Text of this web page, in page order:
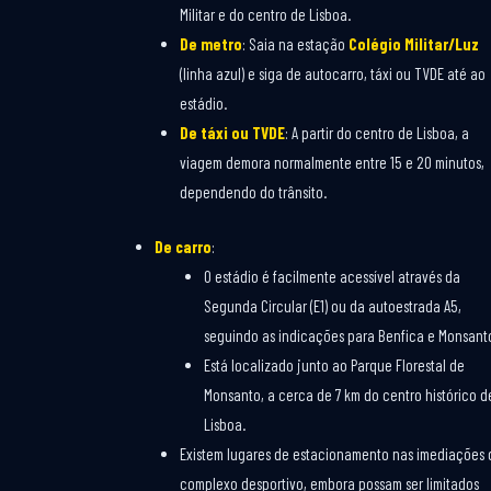
Militar e do centro de Lisboa.
De metro: Saia na estação Colégio Militar/Luz
(linha azul) e siga de autocarro, táxi ou TVDE até ao
estádio.
De táxi ou TVDE: A partir do centro de Lisboa, a
viagem demora normalmente entre 15 e 20 minutos,
dependendo do trânsito.
De carro:
O estádio é facilmente acessível através da
Segunda Circular (E1) ou da autoestrada A5,
seguindo as indicações para Benfica e
Está localizado junto ao Parque Florestal de
Monsanto, a cerca de 7 km do centro histórico
Lisboa.
Existem lugares de estacionamento nas imediações
complexo desportivo, embora possam ser limitados